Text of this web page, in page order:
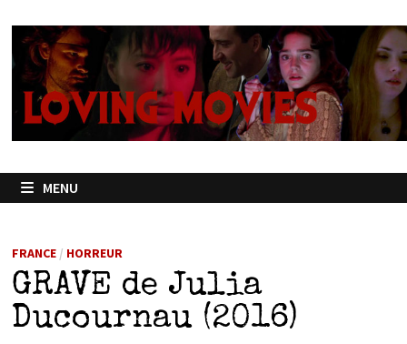
contenu
MENU
FRANCE/ HORREUR
GRAVE de Julia
Ducournau (2016)